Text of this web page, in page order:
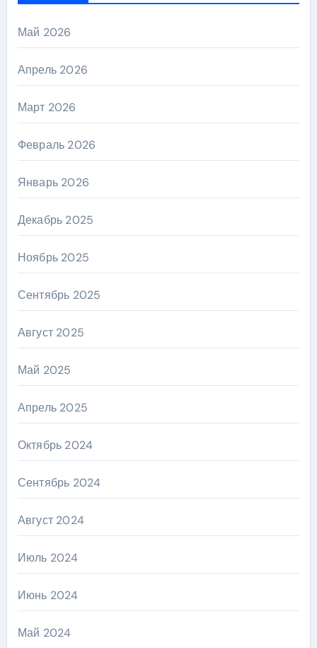
Май 2026
Апрель 2026
Март 2026
Февраль 2026
Январь 2026
Декабрь 2025
Ноябрь 2025
Сентябрь 2025
Август 2025
Май 2025
Апрель 2025
Октябрь 2024
Сентябрь 2024
Август 2024
Июль 2024
Июнь 2024
Май 2024